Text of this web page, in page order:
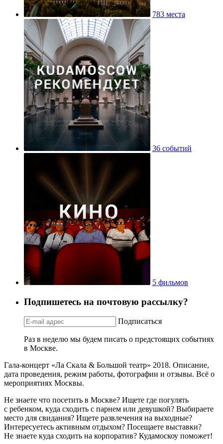
783 места
36 событий
5 фильмов
Подпишетесь на почтовую рассылку?
Подписаться
Раз в неделю мы будем писать о предстоящих событиях
в Москве.
Гала-концерт «Ла Скала & Большой театр» 2018. Описание,
дата проведения, режим работы, фотографии и отзывы. Всё о
мероприятиях Москвы.
Не знаете что посетить в Москве? Ищете где погулять
с ребенком, куда сходить с парнем или девушкой? Выбираете
место для свидания? Ищете развлечения на выходные?
Интересуетесь активным отдыхом? Посещаете выставки?
Не знаете куда сходить на корпоратив? Кудамоскоу поможет!